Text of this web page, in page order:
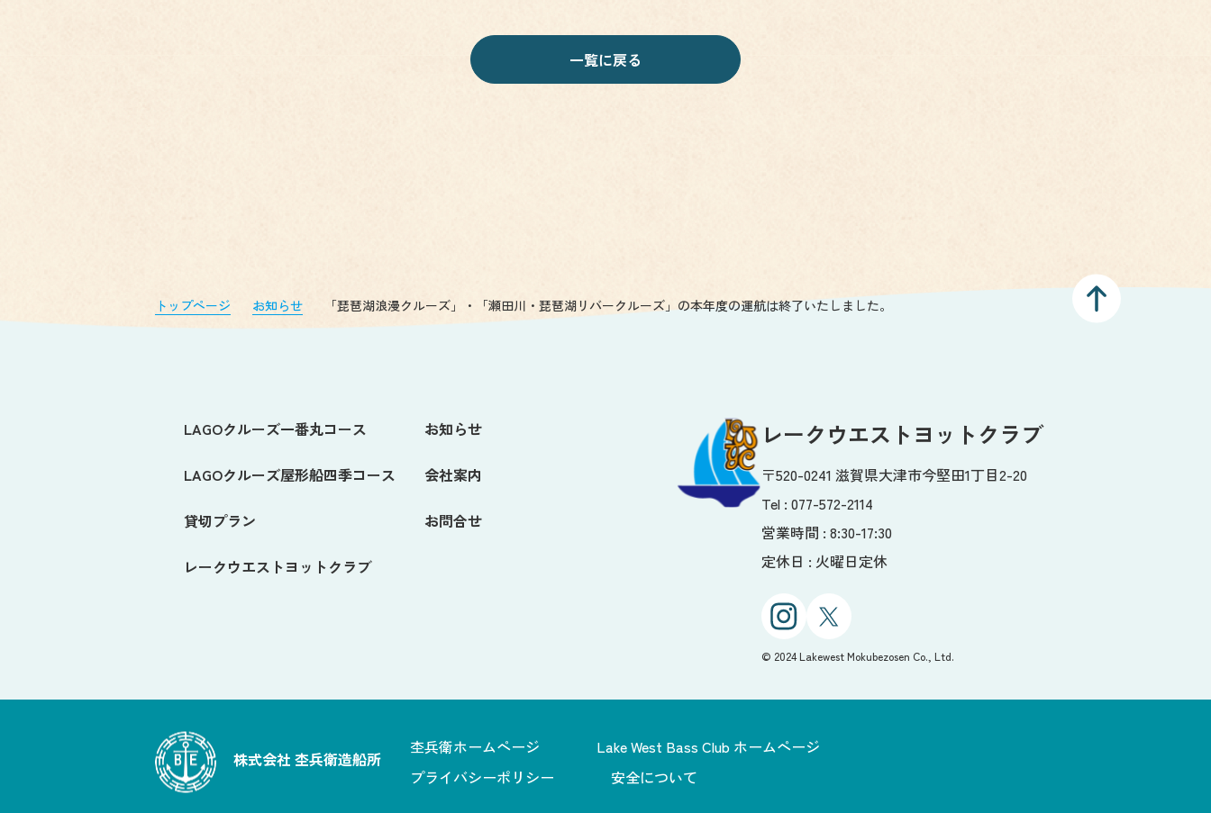
一覧に戻る
トップページ お知らせ 「琵琶湖浪漫クルーズ」・「瀬田川・琵琶湖リバークルーズ」の本年度の運航は終了いたしました。
LAGOクルーズ一番丸コース
LAGOクルーズ屋形船四季コース
貸切プラン
レークウエストヨットクラブ
お知らせ
会社案内
お問合せ
レークウエスト ヨットクラブ
〒520-0241 滋賀県大津市今堅田1丁目2-20
Tel : 077-572-2114
営業時間 : 8:30-17:30
定休日 : 火曜日定休
© 2024 Lakewest Mokubezosen Co., Ltd.
株式会社 杢兵衛造船所
杢兵衛ホームページ
Lake West Bass Club ホームページ
プライバシーポリシー
安全について